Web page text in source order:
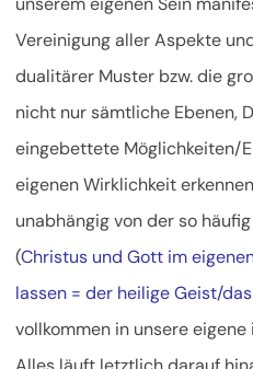
Vereinigung aller Aspekte
dualitärer Muster bzw. die
nicht nur sämtliche Ebenen,
eingebettete Möglichkeiten/
eigenen Wirklichkeit
unabhängig von der so
(Christus und Gott im
lassen = der heilige Geist/
vollkommen in unsere